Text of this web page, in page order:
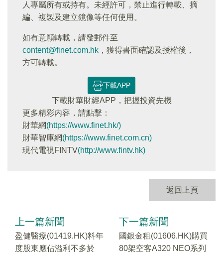
人專屬所有或持有。未經許可，禁止進行轉載、摘
編、複製及建立鏡像等任何使用。
如有意願轉載，請發郵件至
content@finet.com.hk ，獲得書面確認及授權後，
方可轉載。
下載APP
下載財華財經APP，把握投資先機
更多精彩内容，請點擊：
財華網(https://www.finet.hk/)
財華智庫網(https://www.finet.com.cn)
現代電視FINTV(http://www.fintv.hk)
返回上頁
上一篇新聞
盈健醫療(01419.HK)料年
度股東應佔溢利不多於
下一篇新聞
國銀金租(01606.HK)購買
80架空客A320 NEO系列